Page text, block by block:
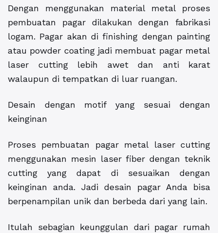
Dengan menggunakan material metal proses
pembuatan pagar dilakukan dengan fabrikasi
logam. Pagar akan di finishing dengan painting
atau powder coating jadi membuat pagar metal
laser cutting lebih awet dan anti karat
walaupun di tempatkan di luar ruangan.
Desain dengan motif yang sesuai dengan
keinginan
Proses pembuatan pagar metal laser cutting
menggunakan mesin laser fiber dengan teknik
cutting yang dapat di sesuaikan dengan
keinginan anda. Jadi desain pagar Anda bisa
berpenampilan unik dan berbeda dari yang lain.
Itulah sebagian keunggulan dari pagar rumah